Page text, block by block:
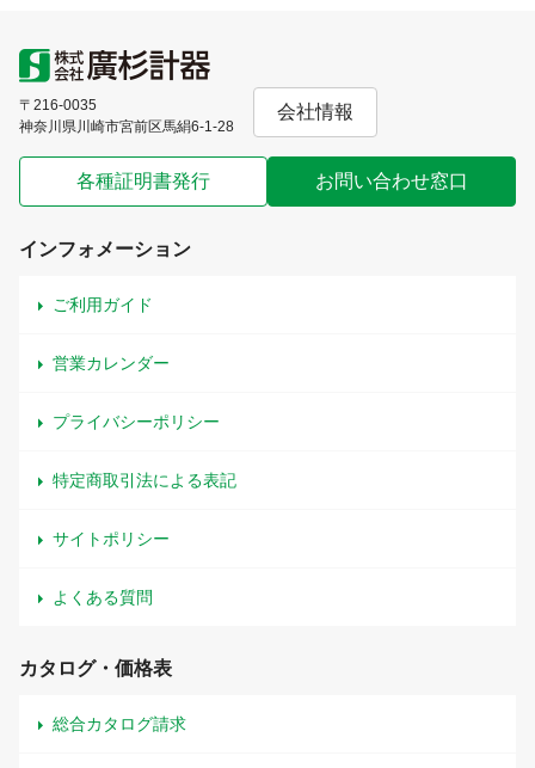
〒216-0035
神奈川県川崎市宮前区馬絹6-1-28
会社情報
各種証明書発行 お問い合わせ窓口
インフォメーション
ご利用ガイド
営業カレンダー
プライバシーポリシー
特定商取引法による表記
サイトポリシー
よくある質問
カタログ・価格表
総合カタログ請求